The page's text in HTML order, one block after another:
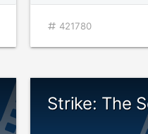
421780
Strike: The